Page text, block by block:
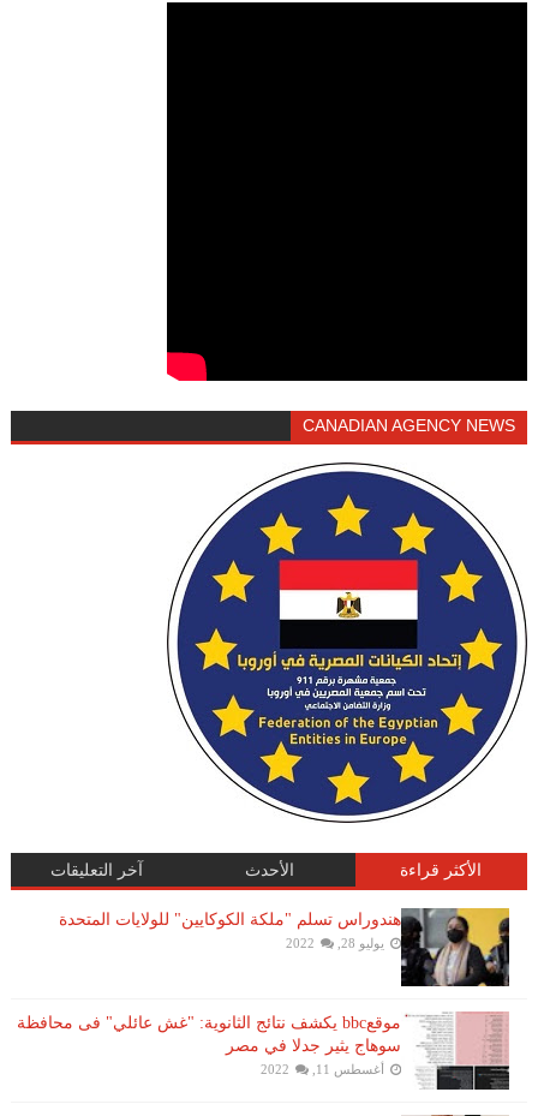
CANADIAN AGENCY NEWS
الأكثر قراءة الأحدث آخر التعليقات
هندوراس تسلم "ملكة الكوكايين" للولايات المتحدة
يوليو 28, 2022
موقعbbc يكشف نتائج الثانوية: "غش عائلي" فى محافظة
سوهاج يثير جدلا في مصر
أغسطس 11, 2022